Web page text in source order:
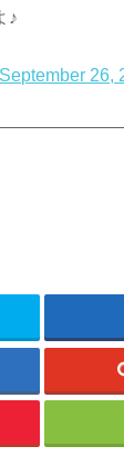
♪
September 26,